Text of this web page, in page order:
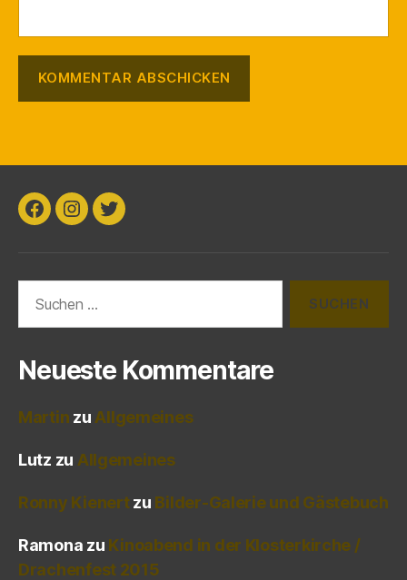
Facebook
Instagram
Twitter
nach:
Neueste Kommentare
Martin zu Allgemeines
Lutz zu Allgemeines
Ronny Kienertzu Bilder-Galerie und Gästebuch
Ramona zu Kinoabend in der Klosterkirche /
Drachenfest 2015